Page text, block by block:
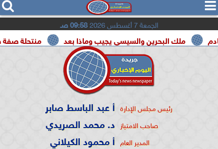
  
الجمعة 7 أغسطس 2026 09:58 صـ
منتحلة صفة صحفية البحرين والسيسي يجيب وماذا بعد
رئيس مجلس الإدارة أ عبد الباسط صابر
صاحب الامتياز د. محمد الصريدي
المدير العام أ محمود الكيلاني